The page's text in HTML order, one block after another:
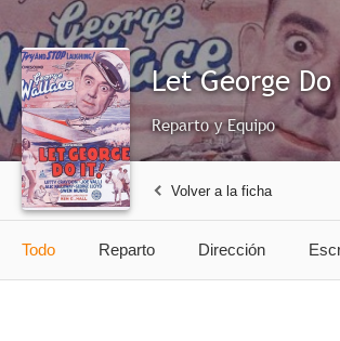
Let George
Reparto y Equipo
Volver a la ficha
Todo Reparto Dirección